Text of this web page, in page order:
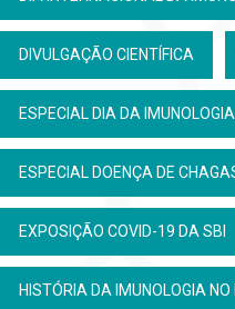
DIVULGAÇÃO CIENTÍFICA
ESPECIAL DIA DA IMUNOLOGIA
ESPECIAL DOENÇA DE
EXPOSIÇÃO COVID-19 DA SBI
HISTÓRIA DA IMUNOLOGIA NO